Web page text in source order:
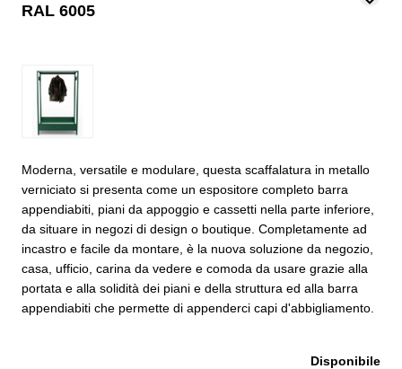
RAL 6005
Moderna, versatile e modulare, questa scaffalatura in metallo
verniciato si presenta come un espositore completo barra
appendiabiti, piani da appoggio e cassetti nella parte inferiore,
da situare in negozi di design o boutique. Completamente ad
incastro e facile da montare, è la nuova soluzione da negozio,
casa, ufficio, carina da vedere e comoda da usare grazie alla
portata e alla solidità dei piani e della struttura ed alla barra
appendiabiti che permette di appenderci capi d'abbigliamento.
Disponibile